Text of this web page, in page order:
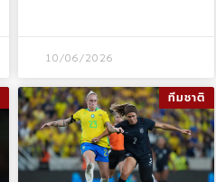
10/06/2026
ทีมชาติ